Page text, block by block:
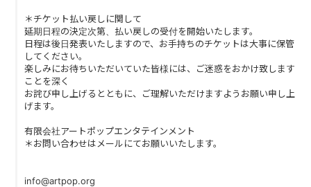
＊チケット払い戻しに関して
延期日程の決定次第、払い戻しの受付を開始いたします。
日程は後日発表いたしますので、お手持ちのチケットは大事に保管
してください。
楽しみにお待ちいただいていた皆様には、ご迷惑をおかけ致します
ことを深く
お詫び申し上げるとともに、ご理解いただけますようお願い申し上
げます。
有限会社アートポップエンタテインメント
＊お問い合わせはメールにてお願いいたします。
info@artpop.org